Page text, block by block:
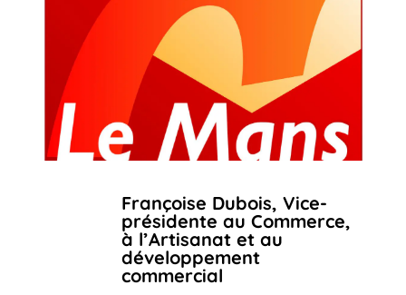
Françoise Dubois, Vice-
présidente au Commerce,
à l’Artisanat et au
développement
commercial